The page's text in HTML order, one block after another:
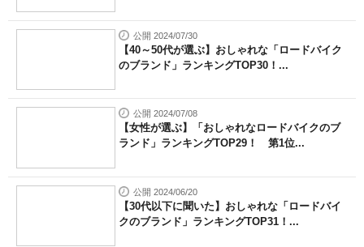
公開 2024/07/30
【40～50代が選ぶ】おしゃれな「ロードバイク
のブランド」ランキングTOP30！...
公開 2024/07/08
【女性が選ぶ】「おしゃれなロードバイクのブ
ランド」ランキングTOP29！ 第1位...
公開 2024/06/20
【30代以下に聞いた】おしゃれな「ロードバイ
クのブランド」ランキングTOP31！...